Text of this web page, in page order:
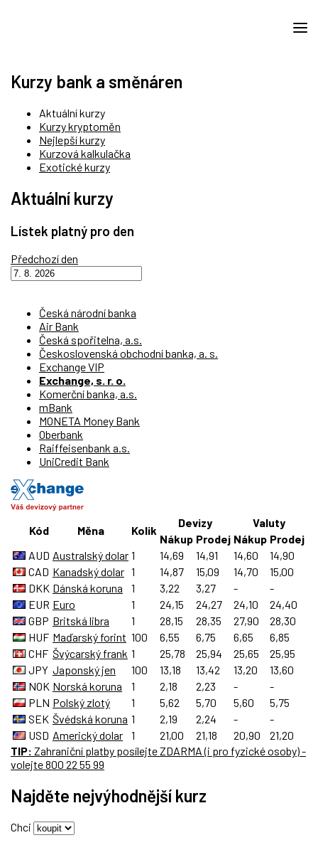
Kurzy bank a směnáren
Aktuální kurzy
Kurzy kryptoměn
Nejlepší kurzy
Kurzová kalkulačka
Exotické kurzy
Aktuální kurzy
Lístek platný pro den
Předchozí den
Česká národní banka
Air Bank
Česká spořitelna, a.s.
Československá obchodní banka, a. s.
Exchange VIP
Exchange, s. r. o.
Komerční banka, a.s.
mBank
MONETA Money Bank
Oberbank
Raiffeisenbank a.s.
UniCredit Bank
Kód Měna Kolik
Devizy
Valuty
Nákup Prodej Nákup Prodej
AUD Australský dolar 1 14,69 14,91 14,60
14,90
CAD Kanadský dolar 1 14,87 15,09 14,70
15,00
DKK Dánská koruna 1 3,22 3,27 -
-
EUR Euro 1 24,15 24,27 24,10
24,40
GBP Britská libra 1 28,15 28,35 27,90
28,30
HUF Maďarský forint 100 6,55 6,75 6,65
6,85
CHF Švýcarský frank 1 25,78 25,94 25,65
25,95
JPY Japonský jen 100 13,18 13,42 13,20
13,60
NOK Norská koruna 1 2,18 2,23 -
-
PLN Polský zlotý 1 5,62 5,70 5,60
5,75
SEK Švédská koruna 1 2,19 2,24 -
-
USD Americký dolar 1 21,00 21,18 20,90
21,20
TIP: Zahraniční platby posílejteZDARMA (i pro fyzické osoby) -
volejte 800 22 55 99
Najděte nejvýhodnější kurz
Chci